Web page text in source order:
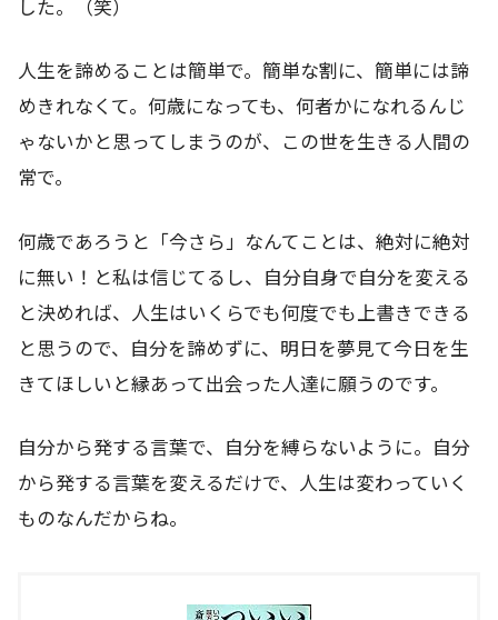
した。（笑）
人生を諦めることは簡単で。簡単な割に、簡単には諦
めきれなくて。何歳になっても、何者かになれるんじ
ゃないかと思ってしまうのが、この世を生きる人間の
常で。
何歳であろうと「今さら」なんてことは、絶対に絶対
に無い！と私は信じてるし、自分自身で自分を変える
と決めれば、人生はいくらでも何度でも上書きできる
と思うので、自分を諦めずに、明日を夢見て今日を生
きてほしいと縁あって出会った人達に願うのです。
自分から発する言葉で、自分を縛らないように。自分
から発する言葉を変えるだけで、人生は変わっていく
ものなんだからね。